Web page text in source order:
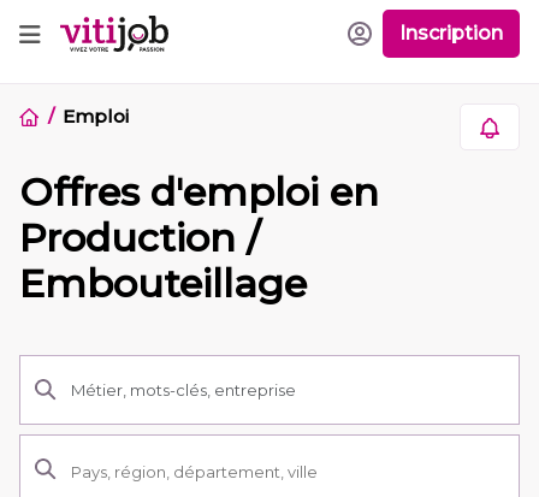
Inscription
Emploi
Offres d'emploi en
Production /
Embouteillage